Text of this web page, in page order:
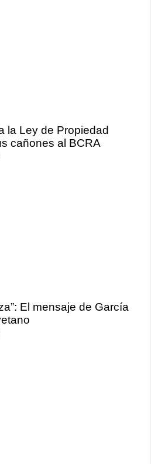
la Ley de Propiedad
cañones al BCRA
El mensaje de García